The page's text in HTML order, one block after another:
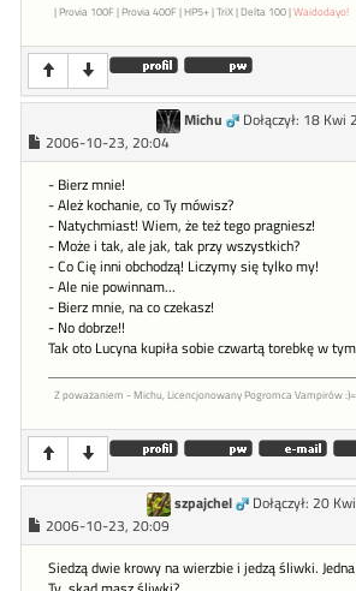
| Provia 100F | Provia 400F | HP5+ | TriX | Delta 100 |Waidodayo!
Michu
Dołączył: 18 Kwi
2006-10-23, 20:04
- Bierz mnie!
- Ależ kochanie, co Ty mówisz?
- Natychmiast! Wiem, że też tego pragniesz!
- Może i tak, ale jak, tak przy wszystkich?
- Co Cię inni obchodzą! Liczymy się tylko my!
- Ale nie powinnam...
- Bierz mnie, na co czekasz!
- No dobrze!!
Tak oto Lucyna kupiła sobie czwartą torebkę w
Z poważaniem - Michu, Licencjonowany Pogromca Vampirów :)=
szpajchel
Dołączył: 20
2006-10-23, 20:09
Siedzą dwie krowy na wierzbie i jedzą śliwki.